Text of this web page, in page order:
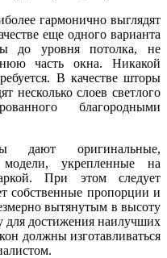
гармонично выглядят
еще одного варианта
до уровня потолка, не
часть окна. Никакой
В качестве шторы
несколько слоев светлого
благородными
дают оригинальные,
модели, укрепленные на
При этом следует
собственные пропорции и
вытянутым в высоту
для достижения наилучших
должны изготавливаться